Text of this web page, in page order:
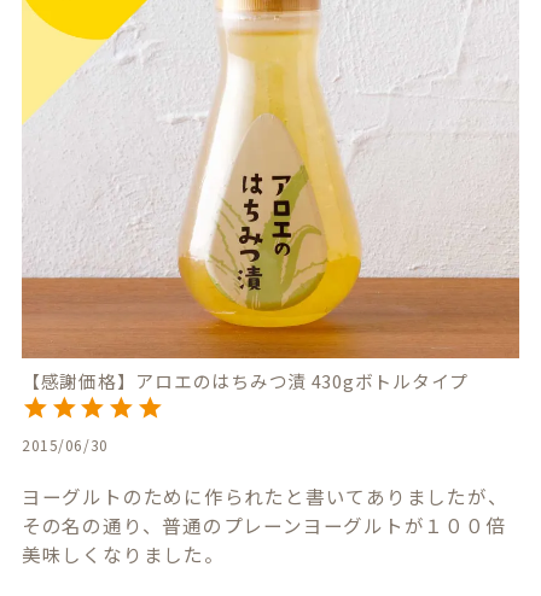
【感謝価格】アロエのはちみつ漬 430gボトルタイプ
2015/06/30
ヨーグルトのために作られたと書いてありましたが、
その名の通り、普通のプレーンヨーグルトが１００倍
美味しくなりました。